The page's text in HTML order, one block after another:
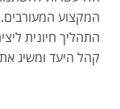
המקצוע
התהליך חיונית
קהל היעד ומשיג